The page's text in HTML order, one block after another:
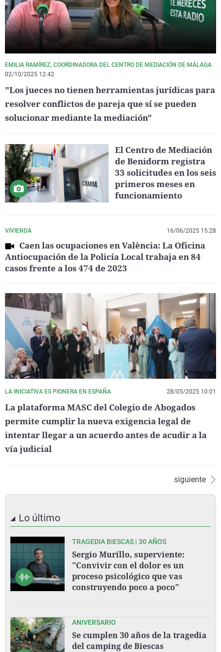
EMILIA RAMÍREZ, COORDINADORA DEL CENTRO DE MEDIACIÓN DE MÁLAGA
02/10/2025 12:42
"Los jueces no tienen herramientas jurídicas para
resolver conflictos de pareja que sí se pueden
solucionar mediante la mediación"
El Centro de Mediación
de Benidorm registra
33 solicitudes en los seis
primeros meses en
funcionamiento
VIVIENDA 16/06/2025 15:28
Caen las ocupaciones en València: La Oficina
Antiocupación de la Policía Local trabaja en 84
casos frente a los 474 de 2023
LA INICIATIVA ES PIONERA EN ESPAÑA 28/05/2025 10:01
La plataforma MASC del Colegio de Abogados
permite cumplir la nueva exigencia legal de
intentar llegar a un acuerdo antes de acudir a la
vía judicial
siguiente
Lo último
TRAGEDIA BIESCAS | 30 AÑOS
Sergio Murillo, superviente:
"Convivir con el dolor es un
proceso psicológico que vas
construyendo poco a poco"
ANIVERSARIO
Se cumplen 30 años de la tragedia
del camping de Biescas